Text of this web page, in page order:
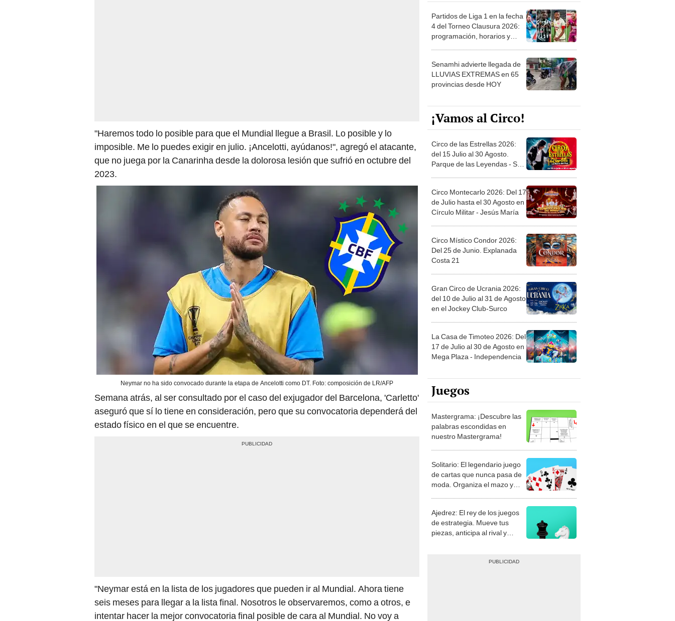
"Haremos todo lo posible para que el Mundial llegue a Brasil. Lo posible y lo
imposible. Me lo puedes exigir en julio. ¡Ancelotti, ayúdanos!", agregó el atacante,
que no juega por la Canarinha desde la dolorosa lesión que sufrió en octubre del
2023.
Neymar no ha sido convocado durante la etapa de Ancelotti como DT. Foto: composición de LR/AFP
Semana atrás, al ser consultado por el caso del exjugador del Barcelona, 'Carletto'
aseguró que sí lo tiene en consideración, pero que su convocatoria dependerá del
estado físico en el que se encuentre.
"Neymar está en la lista de los jugadores que pueden ir al Mundial. Ahora tiene
seis meses para llegar a la lista final. Nosotros le observaremos, como a otros, e
intentar hacer la mejor convocatoria final posible de cara al Mundial. No voy a
Partidos de Liga 1 en la fecha
4 del Torneo Clausura 2026:
programación, horarios y
Senamhi advierte llegada de
LLUVIAS EXTREMAS en 65
provincias desde HOY
¡Vamos al Circo!
Circo de las Estrellas 2026:
del 15 Julio al 30 Agosto.
Parque de las Leyendas - San
Circo Montecarlo 2026: Del 17
de Julio hasta el 30 Agosto en
Círculo Militar - Jesús María
Circo Místico Condor 2026:
Del 25 de Junio. Explanada
Costa 21
Gran Circo de Ucrania 2026:
del 10 de Julio al 31 de Agosto
en el Jockey Club-Surco
La Casa de Timoteo 2026: Del
17 de Julio al 30 de Agosto en
Mega Plaza - Independencia
Juegos
Mastergrama: ¡Descubre las
palabras escondidas en
nuestro Mastergrama!
Solitario: El legendario juego
de cartas que nunca pasa de
moda. Organiza el mazo y
Ajedrez: El rey de los juegos
de estrategia. Mueve tus
piezas, anticipa al rival y